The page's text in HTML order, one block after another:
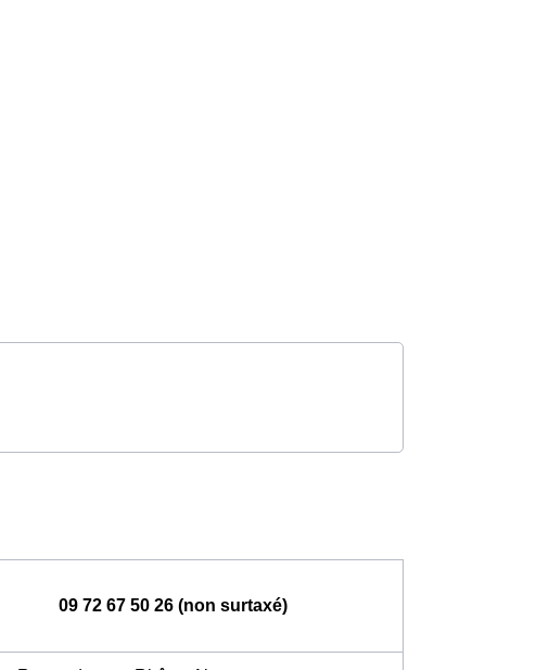
09 72 67 50 26 (non surtaxé)